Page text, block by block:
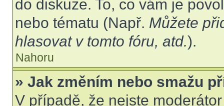
do diskuze. To, co vám je
nebo tématu (Např. Můžete
hlasovat v tomto fóru, atd.).
Nahoru
» Jak změním nebo smažu
V případě, že nejste